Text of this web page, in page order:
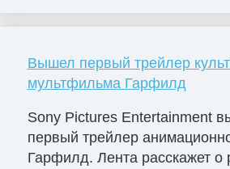
Вышел первый трейлер
мультфильма Гарфилд
Sony Pictures Entertainment
первый трейлер
Гарфилд. Лента расскажет о